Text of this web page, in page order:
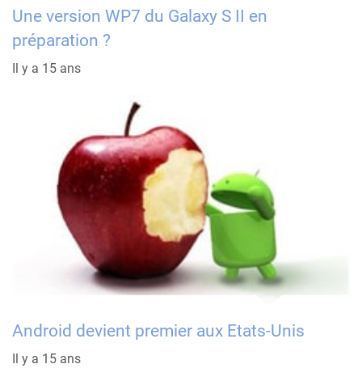
Une version WP7 du Galaxy S II en
préparation ?
Il y a 15 ans
Android devient premier aux Etats-Unis
Il y a 15 ans